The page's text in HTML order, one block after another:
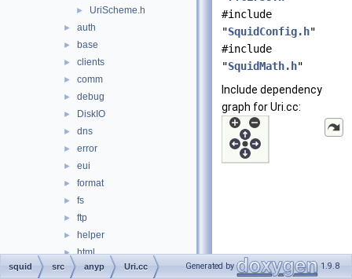
► UriScheme.h
► auth
► base
► clients
► comm
► debug
► DiskIO
► dns
► error
► eui
► format
► fs
► ftp
► helper
► html
► http
#include
"SquidConfig.h"
#include
"SquidMath.h"
Include dependency
graph for Uri.cc:
squid src anyp Uri.cc Generated by 1.9.8